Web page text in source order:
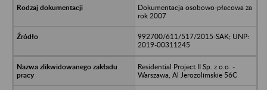
Dokumentacja osobowo-płacowa za
rok 2007
992700/611/517/2015-SAK; UNP:
2019-00311245
Residential Project II Sp. z o.o. -
Warszawa, Al Jerozolimskie 56C